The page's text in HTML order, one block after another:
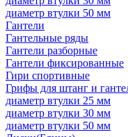
диаметр втулки 50 мм
Гантели
Гантельные ряды
Гантели разборные
Гантели фиксированные
Гири спортивные
Грифы для штанг и
диаметр втулки 25 мм
диаметр втулки 30 мм
диаметр втулки 50 мм